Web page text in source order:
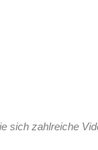
sich zahlreiche